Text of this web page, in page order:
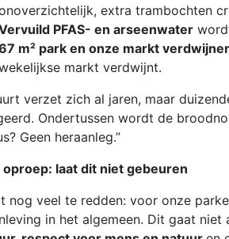
extra trambochten
PFAS- en arseenwater
m² park en onze markt
markt verdwijnt.
verzet zich al jaren, maar
Ondertussen wordt de
Geen heraanleg.”
oproep: laat dit niet gebeuren
nog veel te redden: voor onze
in het algemeen. Dit gaat